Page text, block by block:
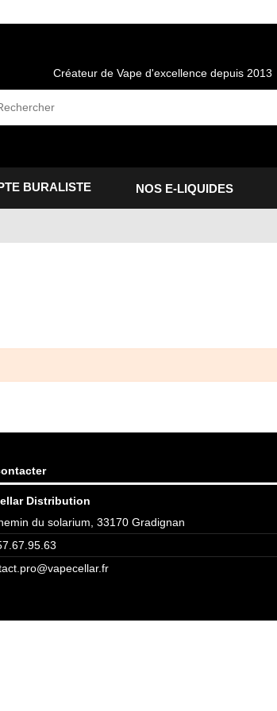
Créateur de Vape d'excellence depuis 2013
BURALISTE NOS E-LIQUIDES
Distribution
du solarium, 33170 Gradignan